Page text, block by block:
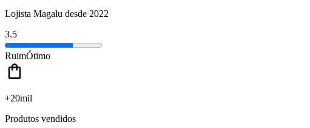
Lojista Magalu desde 2022
3.5
RuimÓtimo
+20mil
Produtos vendidos